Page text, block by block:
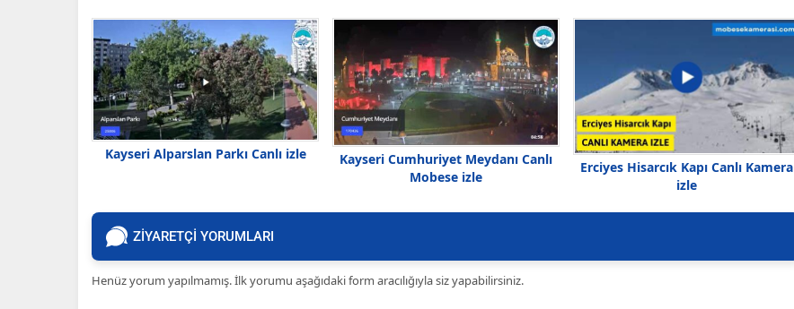
Kayseri Alparslan Parkı Canlı izle
Kayseri Cumhuriyet Meydanı Canlı
Mobese izle
Erciyes Hisarcık Kapı Canlı Kamera
izle
ZİYARETÇİ YORUMLARI
Henüz yorum yapılmamış. İlk yorumu aşağıdaki form aracılığıyla siz yapabilirsiniz.